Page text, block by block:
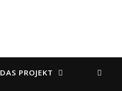
DAS PROJEKT